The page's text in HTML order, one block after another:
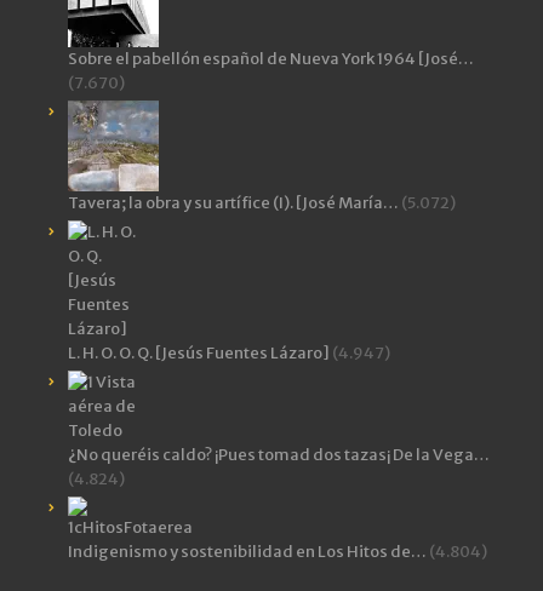
Sobre el pabellón español de Nueva York 1964 [José…
(7.670)
Tavera; la obra y su artífice (I). [José María… (5.072)
L. H. O. O. Q. [Jesús Fuentes Lázaro] (4.947)
¿No queréis caldo? ¡Pues tomad dos tazas¡ De la Vega…
(4.824)
Indigenismo y sostenibilidad en Los Hitos de… (4.804)